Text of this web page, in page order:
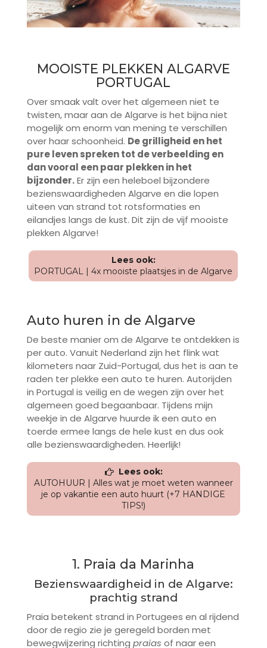
MOOISTE PLEKKEN ALGARVE
PORTUGAL
Over smaak valt over het algemeen niet te
twisten, maar aan de Algarve is het bijna niet
mogelijk om enorm van mening te verschillen
over haar schoonheid. De grilligheid en het
pure leven spreken tot de verbeelding en
dan vooral een paar plekken in het
bijzonder.Er zijn een heleboel bijzondere
bezienswaardigheden Algarve en die lopen
uiteen van strand tot rotsformaties en
eilandjes langs de kust. Dit zijn de vijf mooiste
plekken Algarve!
Lees ook:
PORTUGAL | 4x mooiste plaatsjes in de Algarve
Auto huren in de Algarve
De beste manier om de Algarve te ontdekken is
per auto. Vanuit Nederland zijn het flink wat
kilometers naar Zuid-Portugal, dus het is aan te
raden ter plekke een auto te huren. Autorijden
in Portugal is veilig en de wegen zijn over het
algemeen goed begaanbaar. Tijdens mijn
weekje in de Algarve huurde ik een auto en
toerde ermee langs de hele kust en dus ook
alle bezienswaardigheden. Heerlijk!
Lees ook:
AUTOHUUR | Alles wat je moet weten wanneer
je op vakantie een auto huurt (+7 HANDIGE
TIPS!)
1. Praia da Marinha
Bezienswaardigheid in de Algarve:
prachtig strand
Praia betekent strand in Portugees en al rijdend
door de regio zie je geregeld borden met
bewegwijzering richting praias of naar een